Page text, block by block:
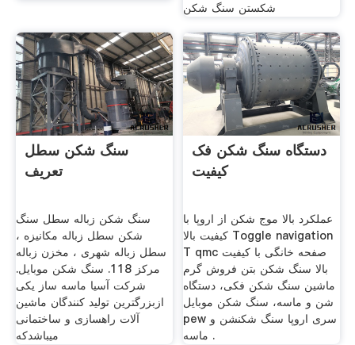
شکستن سنگ شکن
سنگ شکن سطل
تعریف
سنگ شکن زباله سطل سنگ
شکن سطل زباله مکانیزه ،
سطل زباله شهری ، مخزن زباله
مرکز 118. سنگ شکن موبایل.
شرکت آسیا ماسه ساز یکی
ازبزرگترین تولید کنندگان ماشین
آلات راهسازی و ساختمانی
میباشدکه
دستگاه سنگ شکن فک
کیفیت
عملکرد بالا موج شکن از اروپا با
کیفیت بالا Toggle navigation
T qmc صفحه خانگی با کیفیت
بالا سنگ شکن بتن فروش گرم
ماشین سنگ شکن فکی، دستگاه
شن و ماسه، سنگ شکن موبایل
pew سری اروپا سنگ شکنشن و
ماسه .